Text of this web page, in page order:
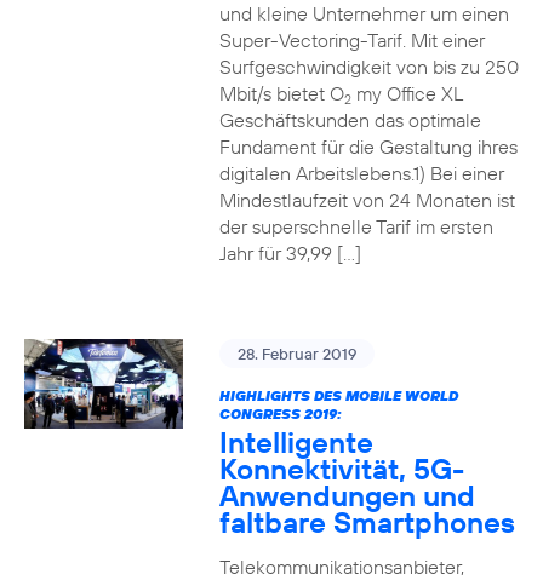
und kleine Unternehmer um einen
Super-Vectoring-Tarif. Mit einer
Surfgeschwindigkeit von bis zu 250
Mbit/s bietet O2my Office XL
Geschäftskunden das optimale
Fundament für die Gestaltung ihres
digitalen Arbeitslebens.1) Bei einer
Mindestlaufzeit von 24 Monaten ist
der superschnelle Tarif im ersten
Jahr für 39,99 […]
28. Februar 2019
HIGHLIGHTS DES MOBILE WORLD
CONGRESS 2019:
Intelligente
Konnektivität, 5G-
Anwendungen und
faltbare Smartphones
Telekommunikationsanbieter,